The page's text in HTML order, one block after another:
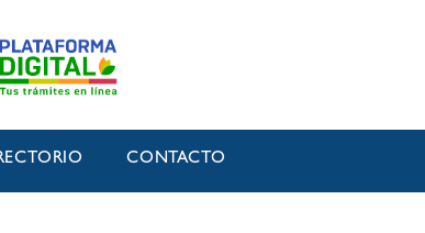
CONTACTO